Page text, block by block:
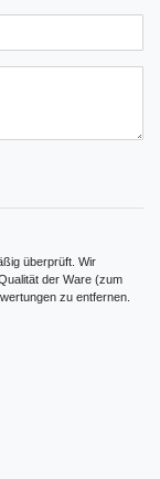
überprüft. Wir
der Ware (zum
zu entfernen.